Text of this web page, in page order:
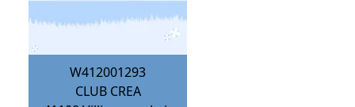
W412001293
CLUB CREA